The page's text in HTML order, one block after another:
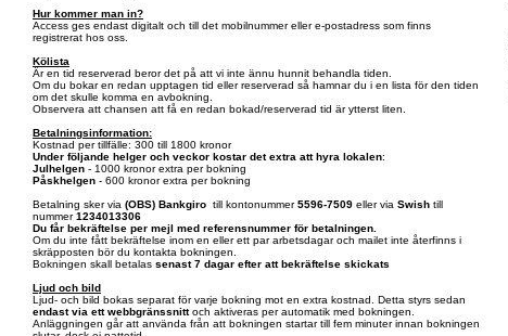
Hur kommer man in?
Access ges endast digitalt och till det mobilnummer eller e-postadress som finns
registrerat hos oss.
Kölista
Är en tid reserverad beror det på att vi inte ännu hunnit behandla tiden.
Om du bokar en redan upptagen tid eller reserverad så hamnar du i en lista för den tiden
om det skulle komma en avbokning.
Observera att chansen att få en redan bokad/reserverad tid är ytterst liten.
Betalningsinformation:
Kostnad per tillfälle: 300 till 1800 kronor
Under följande helger och veckor kostar det extra att hyra lokalen:
Julhelgen - 1000 kronor extra per bokning
Påskhelgen - 600 kronor extra per bokning
Betalning sker via (OBS) Bankgiro till kontonummer5596-7509 eller via Swish till
nummer1234013306
Du får bekräftelse per mejl med referensnummer för betalningen.
Om du inte fått bekräftelse inom en eller ett par arbetsdagar och mailet inte återfinns i
skräpposten bör du kontakta bokningen.
Bokningen skall betalas senast 7 dagar efter att bekräftelse skickats
Ljud och bild
Ljud- och bild bokas separat för varje bokning mot en extra kostnad. Detta styrs sedan
endast via ett webbgränssnittoch aktiveras per automatik med bokningen.
Anläggningen går att använda från att bokningen startar till fem minuter innan bokningen